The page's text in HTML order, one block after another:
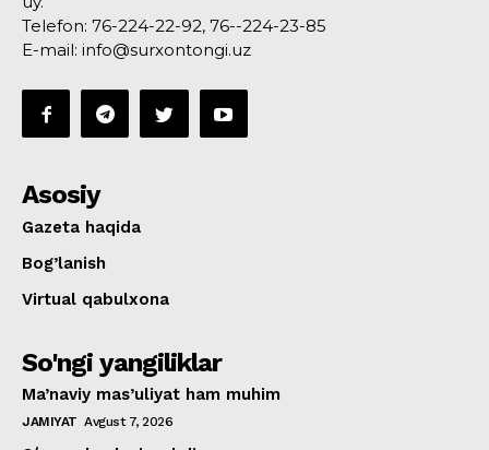
Telefon: 76-224-22-92, 76--224-23-85
E-mail: info@surxontongi.uz
Asosiy
Gazeta haqida
Bog’lanish
Virtual qabulxona
So'ngi yangiliklar
Ma’naviy mas’uliyat ham muhim
JAMIYAT Avgust 7, 2026